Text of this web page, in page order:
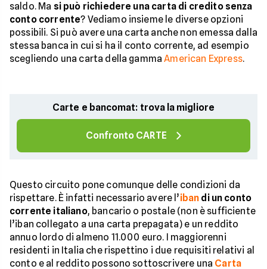
saldo. Ma si può richiedere una carta di credito senza
conto corrente? Vediamo insieme le diverse opzioni
possibili. Si può avere una carta anche non emessa dalla
stessa banca in cui si ha il conto corrente, ad esempio
scegliendo una carta della gammaAmerican Express.
Carte e bancomat: trova la migliore
Confronto CARTE
Questo circuito pone comunque delle condizioni da
rispettare. È infatti necessario avere l’iban di un conto
corrente italiano, bancario o postale (non è sufficiente
l’iban collegato a una carta prepagata) e un reddito
annuo lordo di almeno 11.000 euro. I maggiorenni
residenti in Italia che rispettino i due requisiti relativi al
conto e al reddito possono sottoscrivere una Carta